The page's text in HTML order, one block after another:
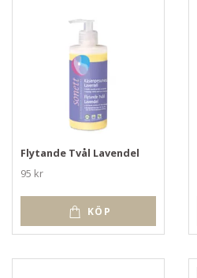
Flytande Tvål Lavendel
95 kr
KÖP